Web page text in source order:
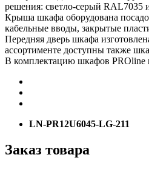
решения: светло-серый RAL7035
Крыша шкафа оборудована
кабельные вводы, закрытые
Передняя дверь шкафа
ассортименте доступны также
В комплектацию шкафов
LN-PR12U6045-LG-211
Заказ товара